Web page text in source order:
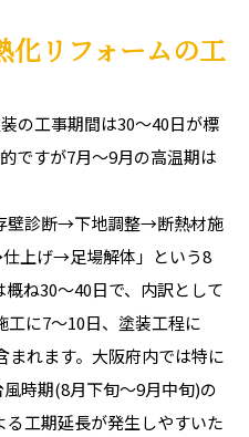
化リフォームの工
の工事期間は30〜40日が標
ですが7月〜9月の高温期は
壁診断→下地調整→断熱材施
上げ→足場解体」という8
ね30〜40日で、内訳として
工に7〜10日、塗装工程に
まれます。大阪府内では特に
時期(8月下旬〜9月中旬)の
工期延長が発生しやすいた